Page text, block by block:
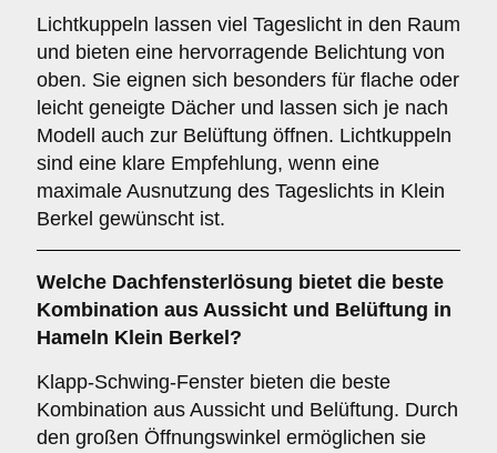
Lichtkuppeln lassen viel Tageslicht in den Raum
und bieten eine hervorragende Belichtung von
oben. Sie eignen sich besonders für flache oder
leicht geneigte Dächer und lassen sich je nach
Modell auch zur Belüftung öffnen. Lichtkuppeln
sind eine klare Empfehlung, wenn eine
maximale Ausnutzung des Tageslichts in Klein
Berkel gewünscht ist.
Welche Dachfensterlösung bietet die beste
Kombination aus Aussicht und Belüftung in
Hameln Klein Berkel?
Klapp-Schwing-Fenster bieten die beste
Kombination aus Aussicht und Belüftung. Durch
den großen Öffnungswinkel ermöglichen sie